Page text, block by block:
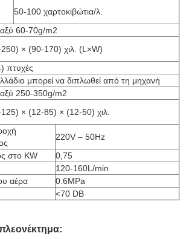
50-100 χαρτοκιβώτια/λ.
60-70g/m2
× (90-170) χιλ. (L×W)
πτυχές
μπορεί να διπλωθεί από τη μηχανή
250-350g/m2
× (12-85) × (12-50) χιλ.
220V – 50Hz
στο KW
0,75
120-160L/min
αέρα
0.6MPa
<70 DB